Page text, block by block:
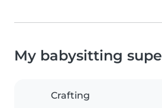
My babysitting
Crafting